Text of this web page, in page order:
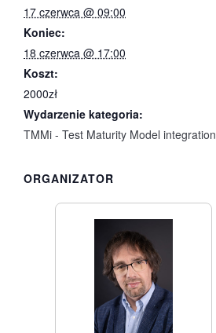
17 czerwca @ 09:00
Koniec:
18 czerwca @ 17:00
Koszt:
2000zł
Wydarzenie kategoria:
TMMi - Test Maturity Model integration
ORGANIZATOR